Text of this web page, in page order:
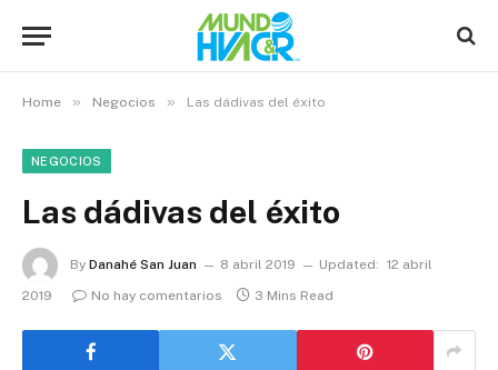
Home » Negocios » Las dádivas del éxito
NEGOCIOS
Las dádivas del éxito
By Danahé San Juan 8 abril 2019 Updated: 12 abril
2019
No hay comentarios 3 Mins Read